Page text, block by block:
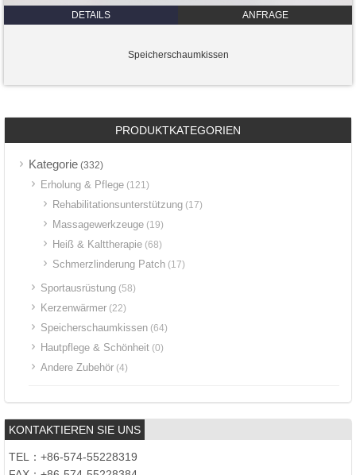
DETAILS ANFRAGE
Speicherschaumkissen
PRODUKTKATEGORIEN
Kategorie (332)
Erholung & Pflege (121)
Rehabilitationsunterstützung (17)
Massagewerkzeuge (19)
Heiß & Kalttherapie (68)
Schmerzlinderung Patch (17)
Sportausrüstung (58)
Kerzenwärmer (22)
Speicherschaumkissen (64)
Hautpflege & Schönheit (0)
Andere Zubehör (4)
KONTAKTIEREN SIE UNS
TEL：+86-574-55228319